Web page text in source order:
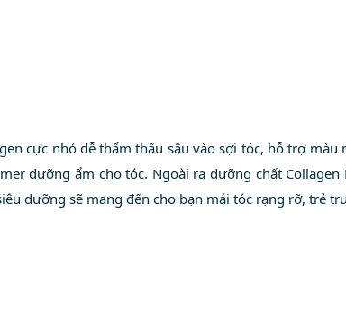
cực nhỏ dễ thẩm thấu sâu vào sợi tóc, hỗ trợ
dưỡng ẩm cho tóc. Ngoài ra dưỡng chất
dưỡng sẽ mang đến cho bạn mái tóc rạng rỡ, trẻ